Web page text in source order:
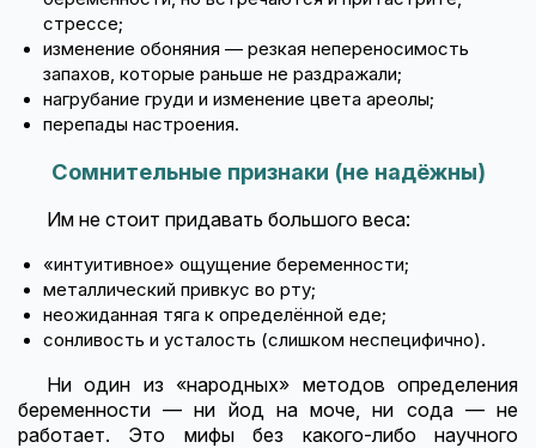
стрессе;
изменение обоняния — резкая непереносимость
запахов, которые раньше не раздражали;
нагрубание груди и изменение цвета ареолы;
перепады настроения.
Сомнительные признаки (не надёжны)
Им не стоит придавать большого веса:
«интуитивное» ощущение беременности;
металлический привкус во рту;
неожиданная тяга к определённой еде;
сонливость и усталость (слишком неспецифично).
Ни один из «народных» методов определения
беременности — ни йод на моче, ни сода — не
работает. Это мифы без какого-либо научного